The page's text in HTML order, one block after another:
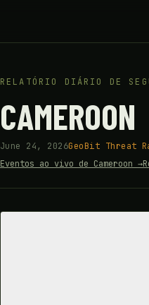
RELATÓRIO DIÁRIO DE
CAMEROON
June 24, 2026GeoBit Threat
Eventos ao vivo de Cameroon →